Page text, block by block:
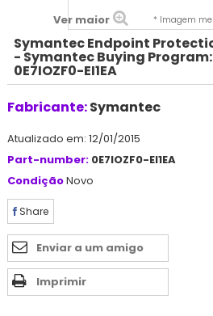
Ver maior * Imagem
Symantec Endpoint
- Symantec Buying Program:
0E7IOZF0-EI1EA
Fabricante:Symantec
Atualizado em: 12/01/2015
Part-number: 0E7IOZF0-EI1EA
CondiçãoNovo
Share
Enviar a um amigo
Imprimir